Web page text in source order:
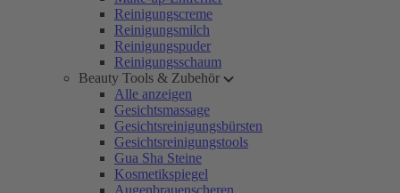
Reinigungscreme
Reinigungsmilch
Reinigungspuder
Reinigungsschaum
Beauty Tools & Zubehör
Alle anzeigen
Gesichtsmassage
Gesichtsreinigungsbürsten
Gesichtsreinigungstools
Gua Sha Steine
Kosmetikspiegel
Augenbrauenscheren